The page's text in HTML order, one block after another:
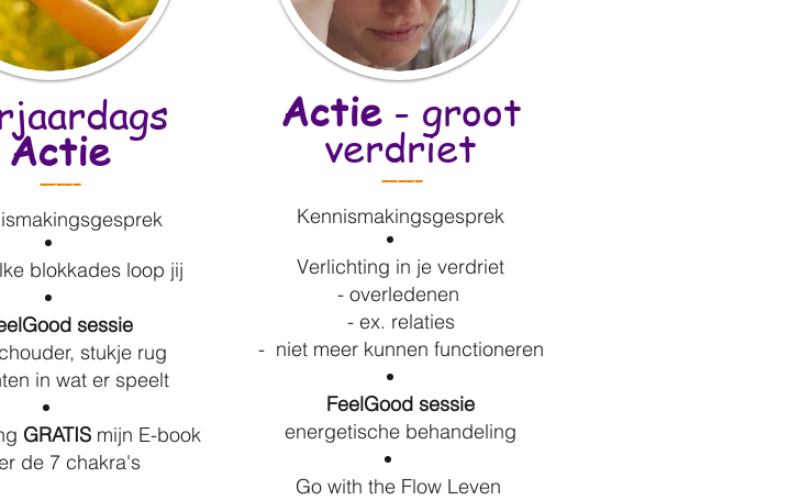
Actie
-----
blokkades loop jij
sessie
stukje rug
in wat er speelt
GRATIS mijn E-book
de 7 chakra's
Actie - groot
verdriet
-----
Kennismakingsgesprek
Verlichting in je verdriet
- overledenen
- ex. relaties
- niet meer kunnen functioneren
FeelGood sessie
energetische behandeling
Go with the Flow Leven